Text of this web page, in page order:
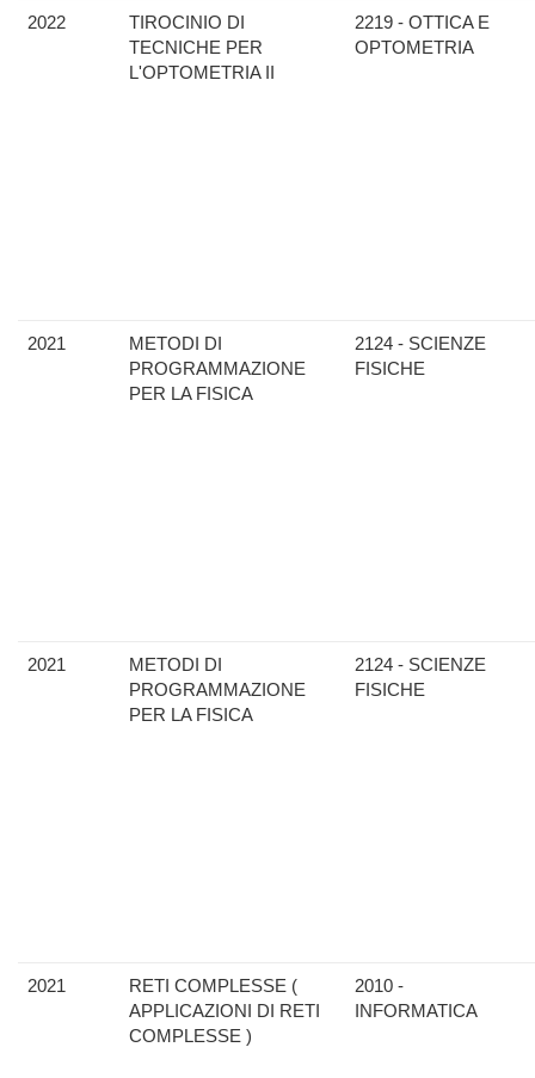
2022
TIROCINIO DI
TECNICHE PER
L'OPTOMETRIA II
2219 - OTTICA E
OPTOMETRIA
2021
METODI DI
PROGRAMMAZIONE
PER LA FISICA
2124 - SCIENZE
FISICHE
2021
METODI DI
PROGRAMMAZIONE
PER LA FISICA
2124 - SCIENZE
FISICHE
2021
RETI COMPLESSE (
APPLICAZIONI DI RETI
COMPLESSE )
2010 -
INFORMATICA